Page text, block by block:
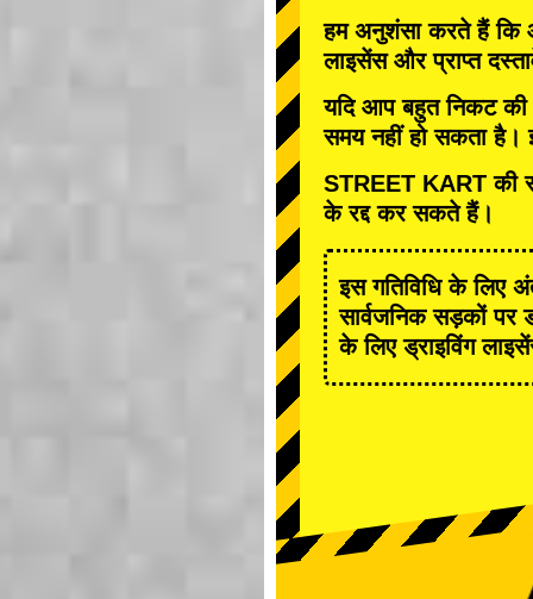
हम अनुशंसा करते हैं कि
लाइसेंस और प्राप्त
यदि आप बहुत निकट की
समय नहीं हो सकता है।
STREET KART की
के रद्द कर सकते हैं।
इस गतिविधि के लिए
सार्वजनिक सड़कों पर
के लिए ड्राइविंग